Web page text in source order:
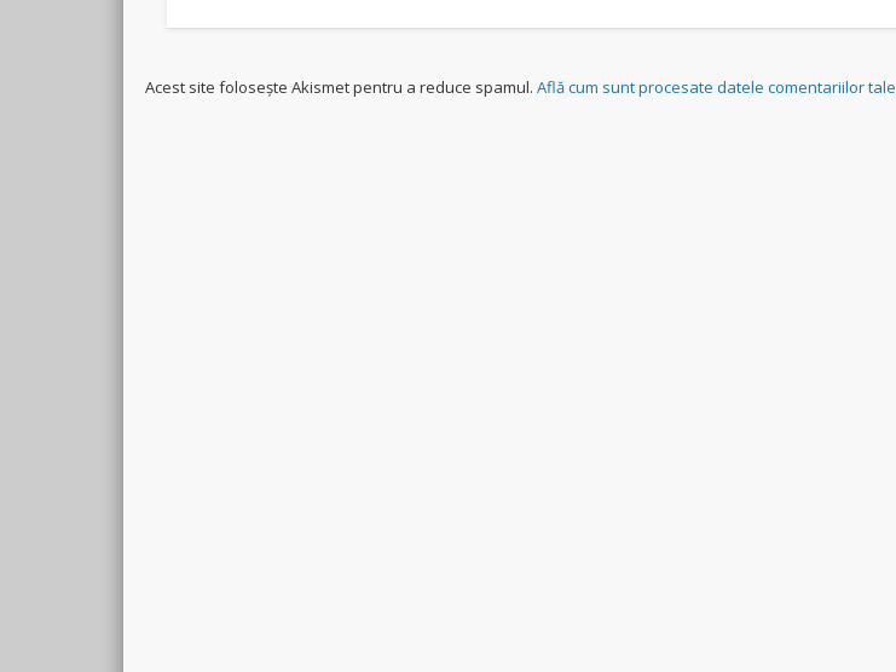
Acest site folosește Akismet pentru a reduce spamul.Află cum sunt procesate datele comentariilor tale